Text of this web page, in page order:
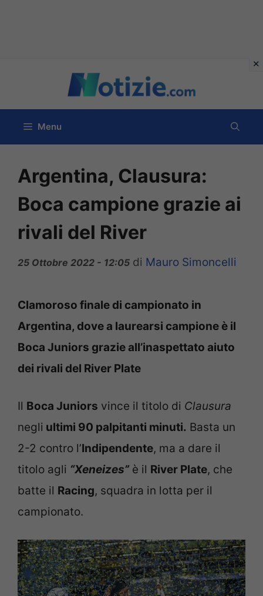
contenuto
Menu
Argentina, Clausura:
Boca campione grazie ai
rivali del River
25 Ottobre 2022 - 12:05 di Mauro Simoncelli
Clamoroso finale di campionato in
Argentina, dove a laurearsi campione è il
Boca Juniors grazie all’inaspettato aiuto
dei rivali del River Plate
Il Boca Juniors vince il titolo di Clausura
negli ultimi 90 palpitanti minuti. Basta un
2-2 contro l’Indipendente, ma a dare il
titolo agli “Xeneizes” è il River Plate, che
batte il Racing, squadra in lotta per il
campionato.